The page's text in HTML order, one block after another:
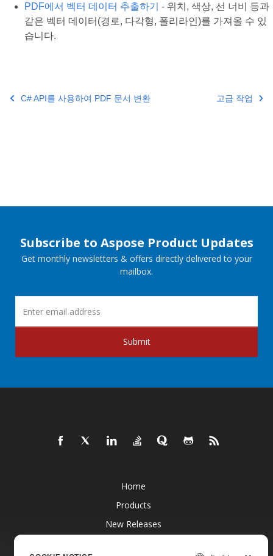
PDF에서 벡터 데이터 추출하기
- 위치, 색상, 선 너비 등과
같은 벡터 데이터(경로, 다각형, 폴리라인)를 가져올 수 있
습니다.
C# API를 사용하여 PDF 문서 변환 고급 작업
Subscribe to Aspose Product Updates
Get monthly newsletters & offers directly delivered to your
mailbox.
Submit
Home
Products
New Releases